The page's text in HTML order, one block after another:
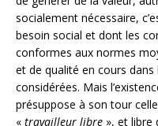
socialement nécessaire,
besoin social et dont les
conformes aux normes
et de qualité en cours dans
considérées. Mais
présuppose à son tour
« travailleur libre », et libre